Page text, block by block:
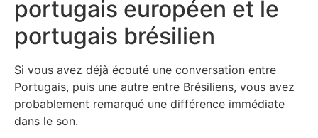
portugais européen et le
portugais brésilien
Si vous avez déjà écouté une conversation entre
Portugais, puis une autre entre Brésiliens, vous avez
probablement remarqué une différence immédiate
dans le son.